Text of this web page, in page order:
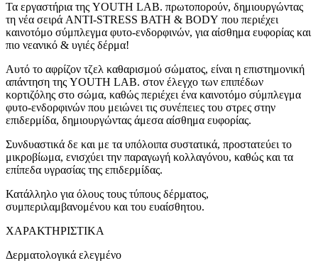
Τα εργαστήρια της YOUTH LAB. πρωτοπορούν, δημιουργώντας
τη νέα σειρά ANTI-STRESS BATH & BODY που περιέχει
καινοτόμο σύμπλεγμα φυτο-ενδορφινών, για αίσθημα ευφορίας και
πιο νεανικό & υγιές δέρμα!
Αυτό το αφρίζον τζελ καθαρισμού σώματος, είναι η επιστημονική
απάντηση της YOUTH LAB. στον έλεγχο των επιπέδων
κορτιζόλης στο σώμα, καθώς περιέχει ένα καινοτόμο σύμπλεγμα
φυτο-ενδορφινών που μειώνει τις συνέπειες του στρες στην
επιδερμίδα, δημιουργώντας άμεσα αίσθημα ευφορίας.
Συνδυαστικά δε και με τα υπόλοιπα συστατικά, προστατεύει το
μικροβίωμα, ενισχύει την παραγωγή κολλαγόνου, καθώς και τα
επίπεδα υγρασίας της επιδερμίδας.
Κατάλληλο για όλους τους τύπους δέρματος,
συμπεριλαμβανομένου και του ευαίσθητου.
ΧΑΡΑΚΤΗΡΙΣΤΙΚΑ
Δερματολογικά ελεγμένο